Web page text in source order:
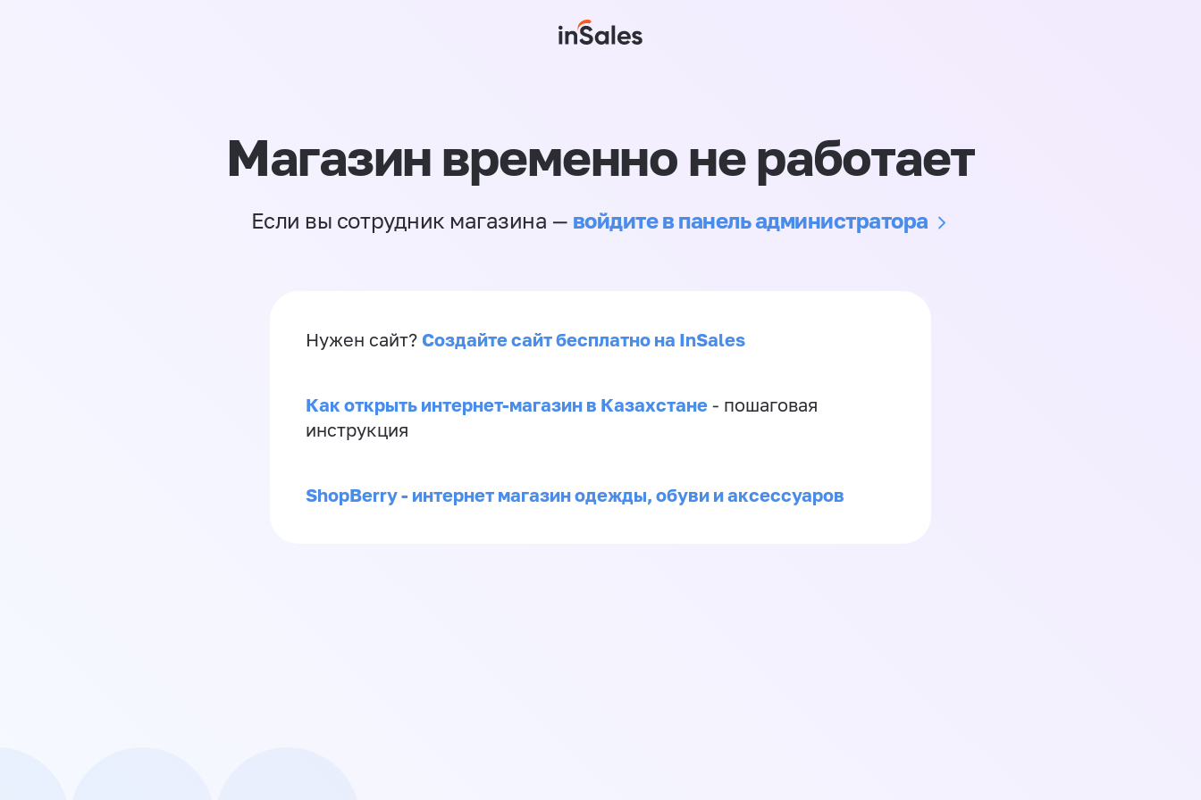
Магазин временно не работает
Если вы сотрудник магазина — войдите в панель администратора
Нужен сайт? Создайте сайт бесплатно на InSales
Как открыть интернет-магазин в Казахстане - пошаговая
инструкция
ShopBerry - интернет магазин одежды, обуви и аксессуаров